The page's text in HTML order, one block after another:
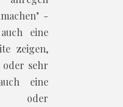
-
eine
zeigen,
sehr
eine
oder